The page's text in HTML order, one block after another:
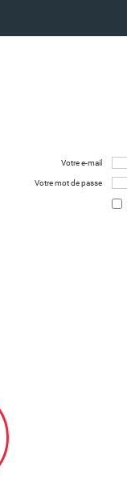
Votre e-mail
Votre mot de passe